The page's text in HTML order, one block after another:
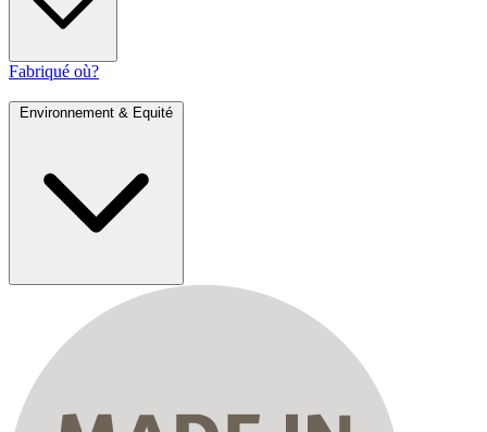
Fabriqué où?
Environnement & Equité